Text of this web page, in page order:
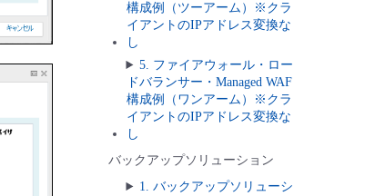
構成例（ツーアーム）※クラ
イアントのIPアドレス変換な
し
5. ファイアウォール・ロー
ドバランサー・Managed WAF
構成例（ワンアーム）※クラ
イアントのIPアドレス変換な
し
バックアップソリューション
1. バックアップソリューシ